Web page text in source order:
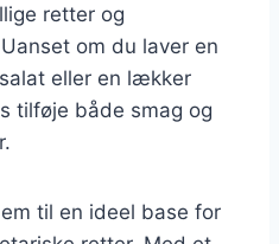
retter og
om du laver en
eller en lækker
tilføje både smag og
til en ideel base for